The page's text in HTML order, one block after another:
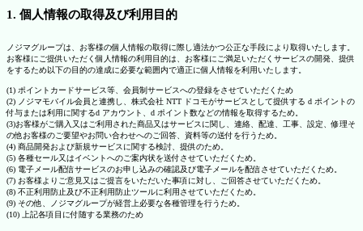
1. 個人情報の取得及び利用目的
ノジマグループは、お客様の個人情報の取得に際し適法かつ公正な手段により取得いたします。
お客様にご提供いただく個人情報の利用目的は、お客様にご満足いただくサービスの開発、提供
をするため以下の目的の達成に必要な範囲内で適正に個人情報を利用いたします。
(1) ポイントカードサービス等、会員制サービスへの登録をさせていただくため
(2) ノジマモバイル会員と連携し、株式会社 NTT ドコモがサービスとして提供する d ポイントの
付与または利用に関するd アカウント、d ポイント数などの情報を取得するため。
(3)お客様がご購入又はご利用された商品又はサービスに関し、連絡、配達、工事、設定、修理そ
の他お客様のご要望やお問い合わせへのご回答、資料等の送付を行うため。
(4) 商品開発および新規サービスに関する検討、提供のため。
(5) 各種セール又はイベントへのご案内状を送付させていただくため。
(6) 電子メール配信サービスのお申し込みの確認及び電子メールを配信させていただくため。
(7) お客様よりご意見又はご提言をいただいた事項に対し、ご回答させていただくため。
(8) 不正利用防止及び不正利用防止ツールに利用させていただくため。
(9) その他、ノジマグループが経営上必要な各種管理を行うため。
(10) 上記各項目に付随する業務のため